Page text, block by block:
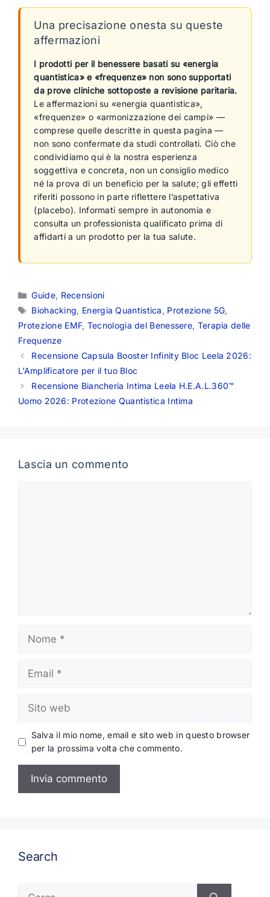
Una precisazione onesta su queste
affermazioni
I prodotti per il benessere basati su «energia
quantistica» e «frequenze» non sono supportati
da prove cliniche sottoposte a revisione paritaria.
Le affermazioni su «energia quantistica»,
«frequenze» o «armonizzazione dei campi» —
comprese quelle descritte in questa pagina —
non sono confermate da studi controllati. Ciò che
condividiamo qui è la nostra esperienza
soggettiva e concreta, non un consiglio medico
né la prova di un beneficio per la salute; gli effetti
riferiti possono in parte riflettere l’aspettativa
(placebo). Informati sempre in autonomia e
consulta un professionista qualificato prima di
affidarti a un prodotto per la tua salute.
Categorie
Guide, Recensioni
Tag
Biohacking, Energia Quantistica , Protezione 5G,
Protezione EMF, Tecnologia del Benessere, Terapia delle
Frequenze
Recensione Capsula Booster Infinity Bloc Leela 2026:
L’Amplificatore per il tuo Bloc
Recensione Biancheria Intima Leela H.E.A.L.360™
Uomo 2026: Protezione Quantistica Intima
Lascia un commento
web
Salva il mio nome, email e sito web in questo browser
per la prossima volta che commento.
Search